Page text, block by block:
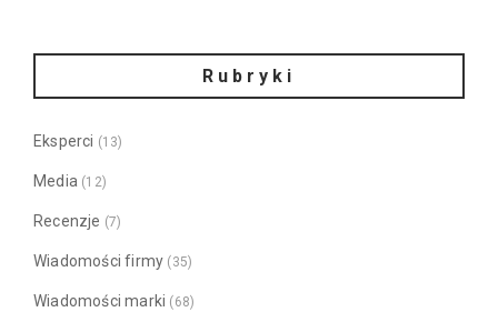
Rubryki
Eksperci (13)
Media (12)
Recenzje (7)
Wiadomości firmy (35)
Wiadomości marki (68)